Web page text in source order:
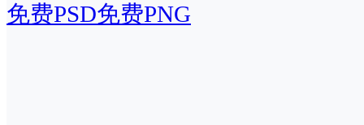
免费PSD免费PNG